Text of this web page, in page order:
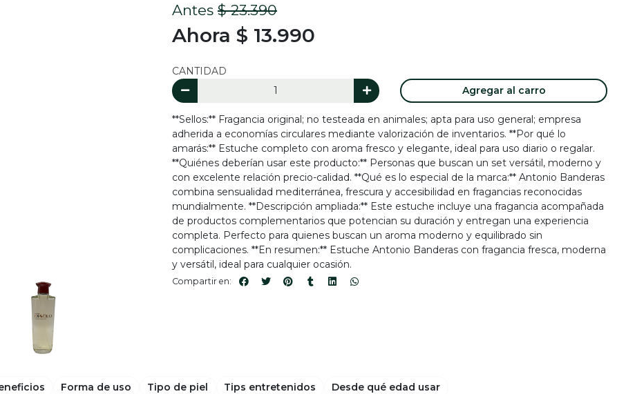
Antes $ 23.390
Ahora $ 13.990
CANTIDAD
Agregar al carro
**Sellos:** Fragancia original; no testeada en animales; apta para uso general; empresa
adherida a economías circulares mediante valorización de inventarios. **Por qué lo
amarás:** Estuche completo con aroma fresco y elegante, ideal para uso diario o regalar.
**Quiénes deberían usar este producto:** Personas que buscan un set versátil, moderno y
con excelente relación precio-calidad. **Qué es lo especial de la marca:** Antonio Banderas
combina sensualidad mediterránea, frescura y accesibilidad en fragancias reconocidas
mundialmente. **Descripción ampliada:** Este estuche incluye una fragancia acompañada
de productos complementarios que potencian su duración y entregan una experiencia
completa. Perfecto para quienes buscan un aroma moderno y equilibrado sin
complicaciones. **En resumen:** Estuche Antonio Banderas con fragancia fresca, moderna
y versátil, ideal para cualquier ocasión.
Compartir en:
Forma de uso Tipo de piel Tips entretenidos Desde qué edad usar